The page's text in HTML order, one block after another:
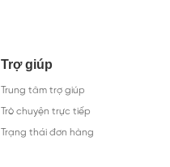
Trợ giúp
Trung tâm trợ giúp
Trò chuyện trực tiếp
Trạng thái đơn hàng